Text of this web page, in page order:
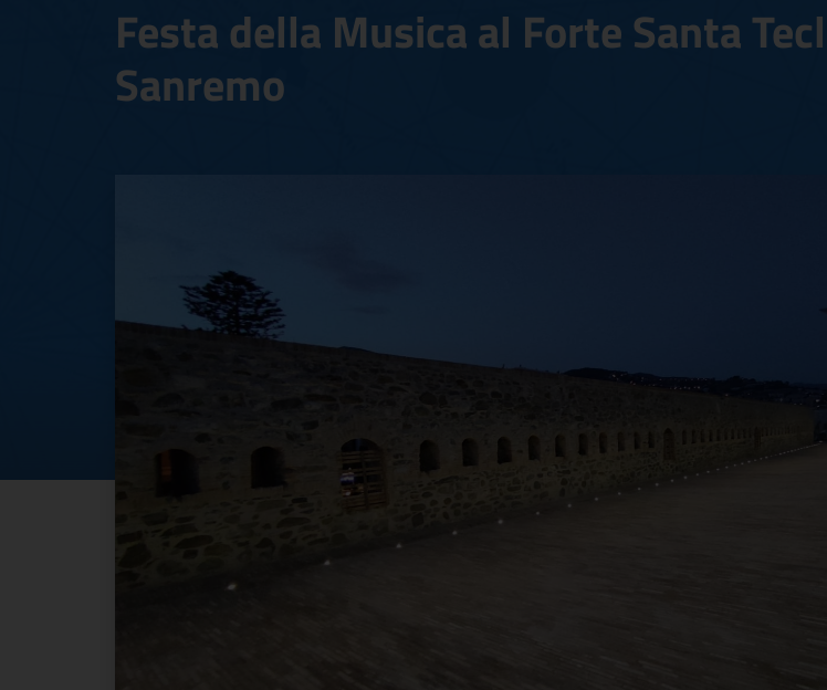
Festa della Musica al Forte Santa
Sanremo